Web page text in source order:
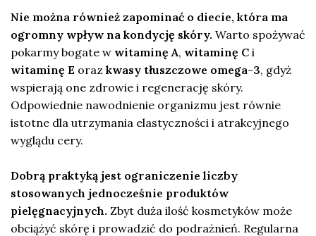
Nie można również zapominać o diecie, która ma
ogromny wpływ na kondycję skóry. Warto spożywać
pokarmy bogate w witaminę A, witaminę C i
witaminę E oraz kwasy tłuszczowe omega-3, gdyż
wspierają one zdrowie i regenerację skóry.
Odpowiednie nawodnienie organizmu jest równie
istotne dla utrzymania elastyczności i atrakcyjnego
wyglądu cery.
Dobrą praktyką jest ograniczenie liczby
stosowanych jednocześnie produktów
pielęgnacyjnych. Zbyt duża ilość kosmetyków może
obciążyć skórę i prowadzić do podrażnień. Regularna